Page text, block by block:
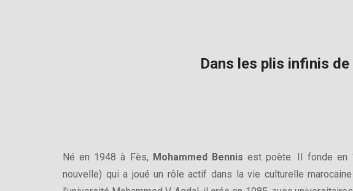
Dans les plis infinis de
Né en 1948 à Fès, Mohammed Bennis est poète. Il fonde en
nouvelle) qui a joué un rôle actif dans la vie culturelle